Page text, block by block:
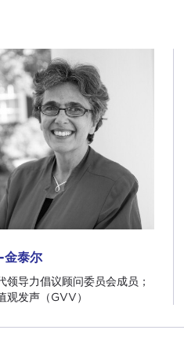
金泰尔
金泰尔
领导力倡议顾问委员会成员；
观发声（GVV）